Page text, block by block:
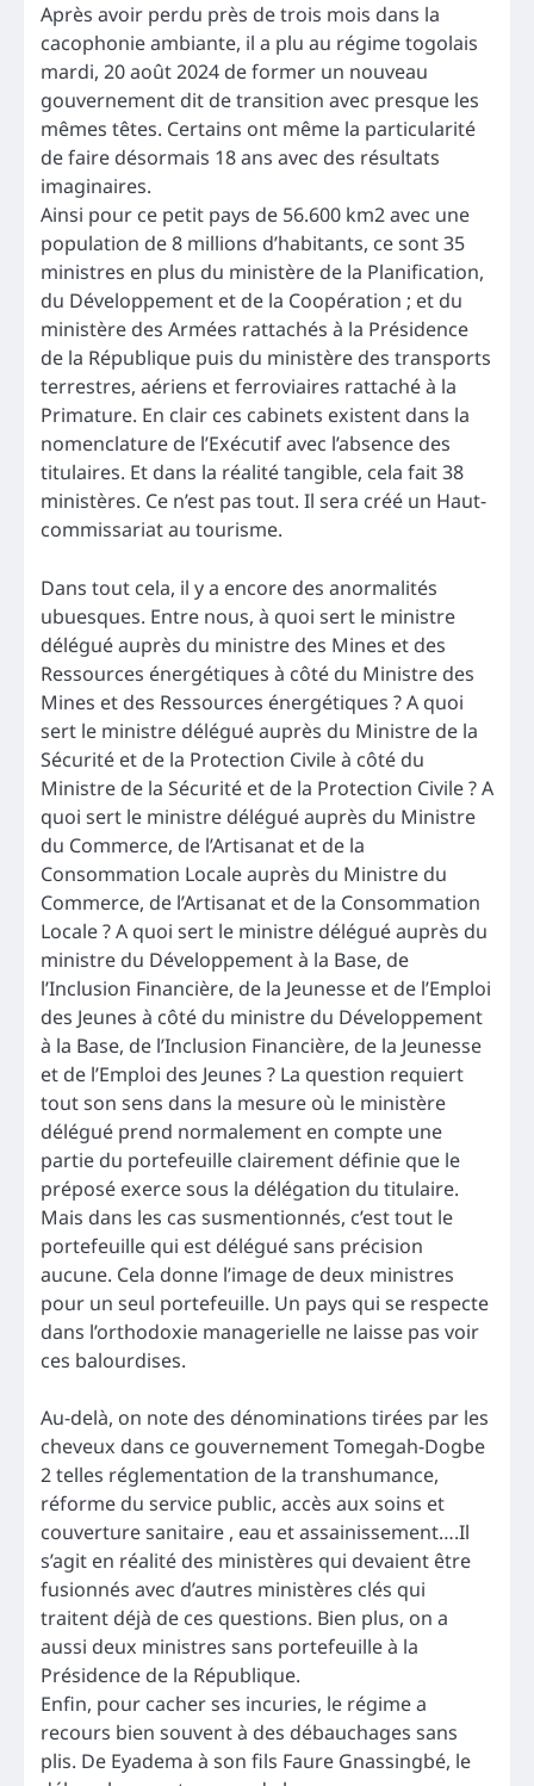
Après avoir perdu près de trois mois dans la
cacophonie ambiante, il a plu au régime togolais
mardi, 20 août 2024 de former un nouveau
gouvernement dit de transition avec presque les
mêmes têtes. Certains ont même la particularité
de faire désormais 18 ans avec des résultats
imaginaires.
Ainsi pour ce petit pays de 56.600 km2 avec une
population de 8 millions d’habitants, ce sont 35
ministres en plus du ministère de la Planification,
du Développement et de la Coopération ; et du
ministère des Armées rattachés à la Présidence
de la République puis du ministère des transports
terrestres, aériens et ferroviaires rattaché à la
Primature. En clair ces cabinets existent dans la
nomenclature de l’Exécutif avec l’absence des
titulaires. Et dans la réalité tangible, cela fait 38
ministères. Ce n’est pas tout. Il sera créé un Haut-
commissariat au tourisme.
Dans tout cela, il y a encore des anormalités
ubuesques. Entre nous, à quoi sert le ministre
délégué auprès du ministre des Mines et des
Ressources énergétiques à côté du Ministre des
Mines et des Ressources énergétiques ? A quoi
sert le ministre délégué auprès du Ministre de la
Sécurité et de la Protection Civile à côté du
Ministre de la Sécurité et de la Protection Civile ? A
quoi sert le ministre délégué auprès du Ministre
du Commerce, de l’Artisanat et de la
Consommation Locale auprès du Ministre du
Commerce, de l’Artisanat et de la Consommation
Locale ? A quoi sert le ministre délégué auprès du
ministre du Développement à la Base, de
l’Inclusion Financière, de la Jeunesse et de l’Emploi
des Jeunes à côté du ministre du Développement
à la Base, de l’Inclusion Financière, de la Jeunesse
et de l’Emploi des Jeunes ? La question requiert
tout son sens dans la mesure où le ministère
délégué prend normalement en compte une
partie du portefeuille clairement définie que le
préposé exerce sous la délégation du titulaire.
Mais dans les cas susmentionnés, c’est tout le
portefeuille qui est délégué sans précision
aucune. Cela donne l’image de deux ministres
pour un seul portefeuille. Un pays qui se respecte
dans l’orthodoxie managerielle ne laisse pas voir
ces balourdises.
Au-delà, on note des dénominations tirées par les
cheveux dans ce gouvernement Tomegah-Dogbe
2 telles réglementation de la transhumance,
réforme du service public, accès aux soins et
couverture sanitaire , eau et assainissement….Il
s’agit en réalité des ministères qui devaient être
fusionnés avec d’autres ministères clés qui
traitent déjà de ces questions. Bien plus, on a
aussi deux ministres sans portefeuille à la
Présidence de la République.
Enfin, pour cacher ses incuries, le régime a
recours bien souvent à des débauchages sans
plis. De Eyadema à son fils Faure Gnassingbé, le